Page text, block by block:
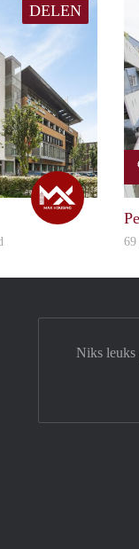
DELEN
Max
69
Niks leuks